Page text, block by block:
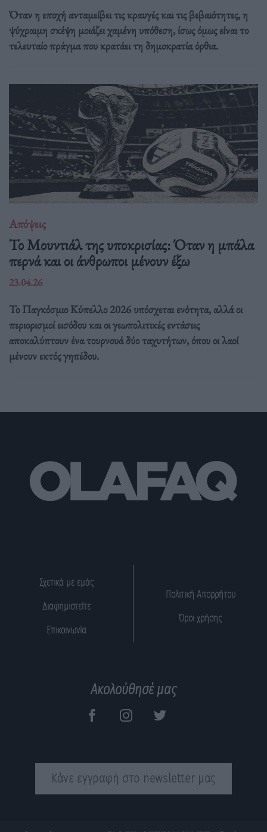
Όταν η εποχή ανταμείβει τις κραυγές και τις βεβαιότητες, η
ψύχραιμη σκέψη μοιάζει χαμένη υπόθεση, ίσως όμως είναι το
τελευταίο πράγμα που κρατάει τη δημοκρατία όρθια.
Απόψεις
Το Μουντιάλ της υποκρισίας: Όταν η μπάλα
περνά και οι άνθρωποι μένουν έξω
23.04.26
Το Παγκόσμιο Κύπελλο 2026 υπόσχεται ενότητα, αλλά οι
περιορισμοί εισόδου και οι γεωπολιτικές εντάσεις
αποκαλύπτουν ένα τουρνουά δύο ταχυτήτων, όπου οι λαοί
μένουν εκτός γηπέδου.
Σχετικά με εμάς
Διαφημιστείτε
Επικοινωνία
Πολιτική Απορρήτου
Όροι χρήσης
Ακολούθησέ μας
Κάνε εγγραφή στο newsletter μας